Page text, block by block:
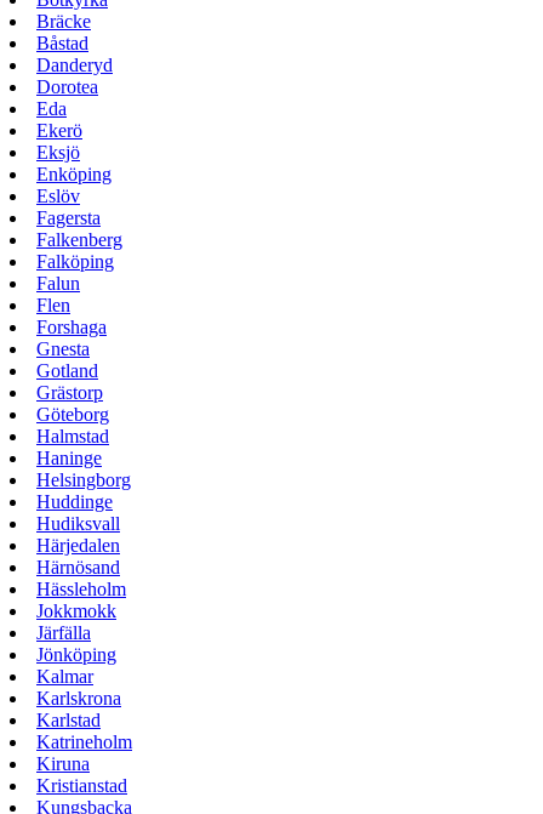
Bräcke
Båstad
Danderyd
Dorotea
Eda
Ekerö
Eksjö
Enköping
Eslöv
Fagersta
Falkenberg
Falköping
Falun
Flen
Forshaga
Gnesta
Gotland
Grästorp
Göteborg
Halmstad
Haninge
Helsingborg
Huddinge
Hudiksvall
Härjedalen
Härnösand
Hässleholm
Jokkmokk
Järfälla
Jönköping
Kalmar
Karlskrona
Karlstad
Katrineholm
Kiruna
Kristianstad
Kungsbacka